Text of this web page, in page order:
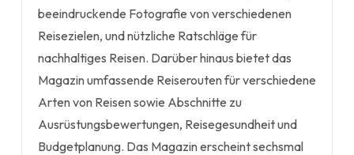
beeindruckende Fotografie von verschiedenen
Reisezielen, und nützliche Ratschläge für
nachhaltiges Reisen. Darüber hinaus bietet das
Magazin umfassende Reiserouten für verschiedene
Arten von Reisen sowie Abschnitte zu
Ausrüstungsbewertungen, Reisegesundheit und
Budgetplanung. Das Magazin erscheint sechsmal